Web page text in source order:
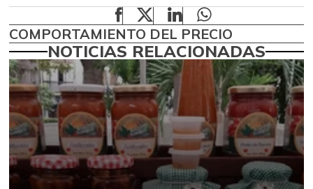
COMPORTAMIENTO DEL PRECIO
NOTICIAS RELACIONADAS